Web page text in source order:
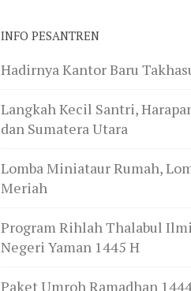
INFO PESANTREN
Hadirnya Kantor Baru
Langkah Kecil Santri,
dan Sumatera Utara
Lomba Miniataur Rumah,
Meriah
Program Rihlah Thalabul
Negeri Yaman 1445 H
Paket Umroh Ramadhan